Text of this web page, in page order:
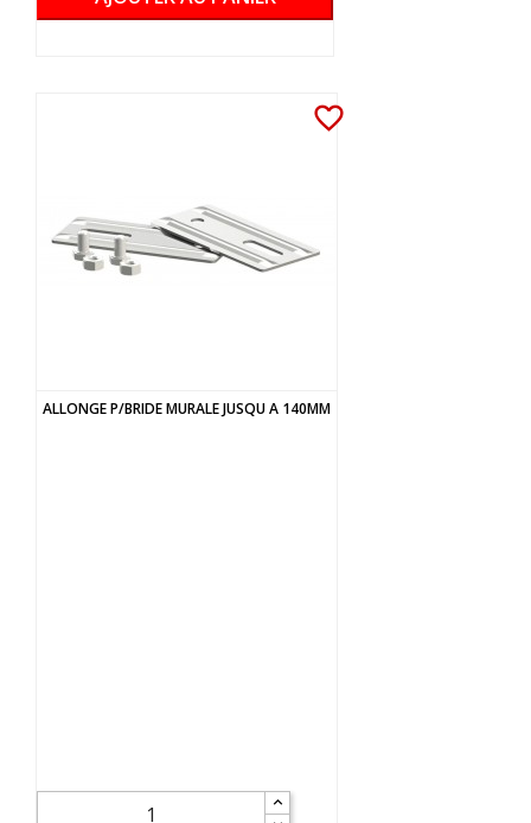
favorite_border
ALLONGE P/BRIDE MURALE JUSQU A 140MM